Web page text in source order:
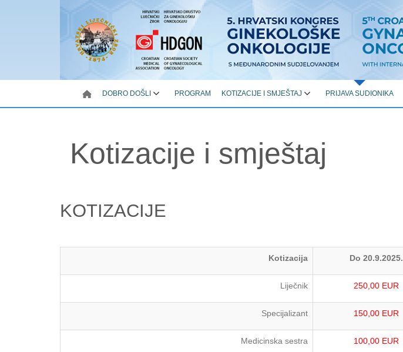
DOBRO DOŠLI PROGRAM KOTIZACIJE I SMJEŠTAJ PRIJAVA SUDIONIKA
Kotizacije i smještaj
KOTIZACIJE
Kotizacija Do 20.9.2025.
Liječnik 250,00 EUR
Specijalizant 150,00 EUR
Medicinska sestra 100,00 EUR